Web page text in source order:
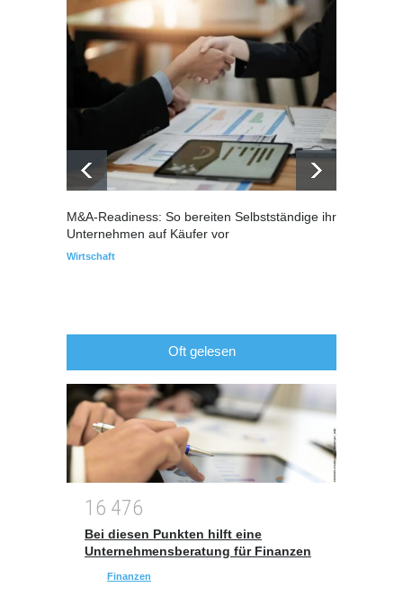
M&A-Readiness: So bereiten Selbstständige ihr
Unternehmen auf Käufer vor
Wirtschaft
Oft gelesen
1 6 476
Bei diesen Punkten hilft eine
Unternehmensberatung für Finanzen
Finanzen